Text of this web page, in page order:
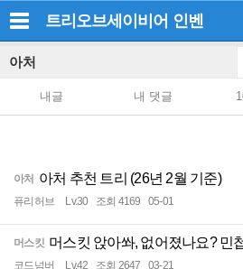
트리오브세이비어 인벤
아처
내글 내 댓글
아처 아처 추천 트리 (26년 2월 기준)
퓨리허브 Lv.30 조회 4169 05-01
머스킷 머스킷 앉아쏴, 없어졌나요? 민
코드넘버 Lv.42 조회 2647 03-21